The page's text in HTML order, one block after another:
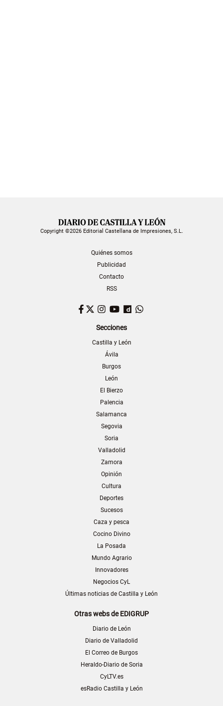
Copyright ©2026 Editorial Castellana de Impresiones, S.L.
Quiénes somos
Publicidad
Contacto
RSS
Facebook
TwitterInstagram
YouTubeDailymotion
Secciones
Castilla y León
Ávila
Burgos
León
El Bierzo
Palencia
Salamanca
Segovia
Soria
Valladolid
Zamora
Opinión
Cultura
Deportes
Sucesos
Caza y pesca
Cocino Divino
La Posada
Mundo Agrario
Innovadores
Negocios CyL
Últimas noticias de Castilla y León
Otras webs de EDIGRUP
Diario de León
Diario de Valladolid
El Correo de Burgos
Heraldo-Diario de Soria
CyLTV.es
esRadio Castilla y León